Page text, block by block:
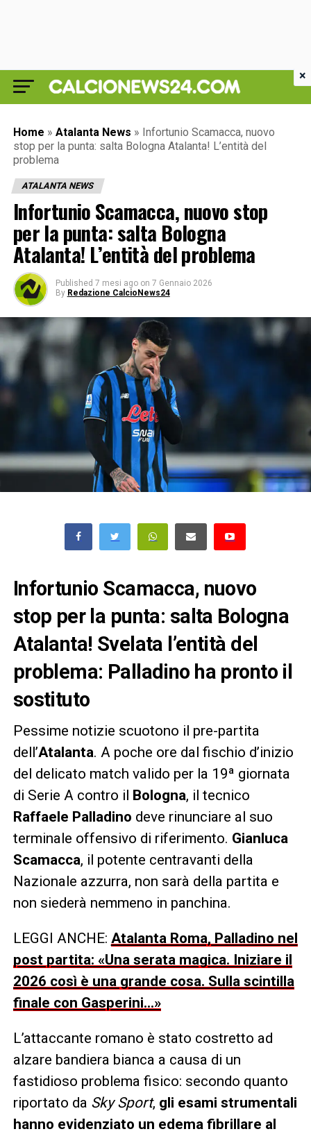
Home » Atalanta News » Infortunio Scamacca, nuovo
stop per la punta: salta Bologna Atalanta! L’entità del
problema
ATALANTA NEWS
Infortunio Scamacca, nuovo stop
per la punta: salta Bologna
Atalanta! L’entità del problema
Published 7 mesi ago on 7 Gennaio 2026
By Redazione CalcioNews24
Infortunio Scamacca, nuovo
stop per la punta: salta Bologna
Atalanta! Svelata l’entità del
problema: Palladino ha pronto il
sostituto
Pessime notizie scuotono il pre-partita
dell’Atalanta. A poche ore dal fischio d’inizio
del delicato match valido per la 19ª giornata
di Serie A contro il Bologna, il tecnico
Raffaele Palladino deve rinunciare al suo
terminale offensivo di riferimento. Gianluca
Scamacca, il potente centravanti della
Nazionale azzurra, non sarà della partita e
non siederà nemmeno in panchina.
LEGGI ANCHE: Atalanta Roma, Palladino nel
post partita: «Una serata magica. Iniziare il
2026 così è una grande cosa. Sulla scintilla
finale con Gasperini…»
L’attaccante romano è stato costretto ad
alzare bandiera bianca a causa di un
fastidioso problema fisico: secondo quanto
riportato da Sky Sport, gli esami strumentali
hanno evidenziato un edema fibrillare al
×